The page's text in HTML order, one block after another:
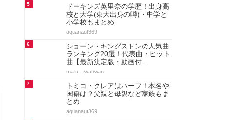
5
ドーキンズ英里奈の学歴！出身高
校と大学(東大出身の噂)・中学と
小学校もまとめ
aquanaut369
6
ショーン・キングストンの人気曲
ランキング20選！代表曲・ヒット
曲【最新決定版・動画付…
maru._.wanwan
7
トミコ・クレアはハーフ！本名や
国籍は？父親と母親など家族もま
とめ
aquanaut369